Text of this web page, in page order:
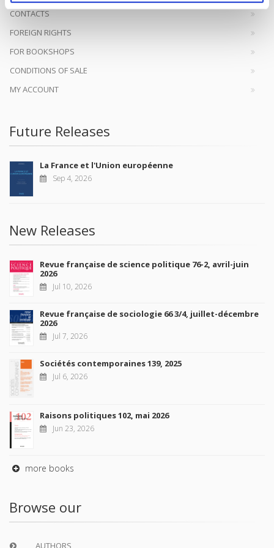
CONTACTS
FOREIGN RIGHTS
FOR BOOKSHOPS
CONDITIONS OF SALE
MY ACCOUNT
Future Releases
La France et l'Union européenne
Sep 4, 2026
New Releases
Revue française de science politique 76-2, avril-juin
2026
Jul 10, 2026
Revue française de sociologie 66 3/4, juillet-décembre
2026
Jul 7, 2026
Sociétés contemporaines 139, 2025
Jul 6, 2026
Raisons politiques 102, mai 2026
Jun 23, 2026
more books
Browse our
AUTHORS